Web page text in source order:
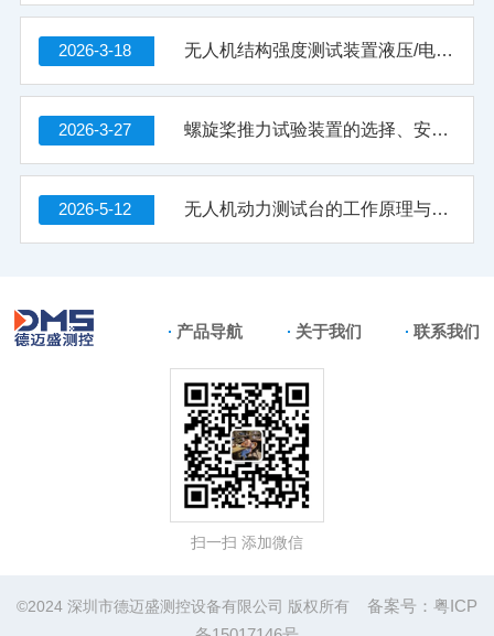
2026-3-18 无人机结构强度测试装置液压/电动系统压力不足故障的诊断与修复
2026-3-27 螺旋桨推力试验装置的选择、安装与初次使用
2026-5-12 无人机动力测试台的工作原理与高效调试方法解析
产品导航 关于我们 联系我们
扫一扫 添加微信
©2024 深圳市德迈盛测控设备有限公司 版权所有 备案号：粤ICP